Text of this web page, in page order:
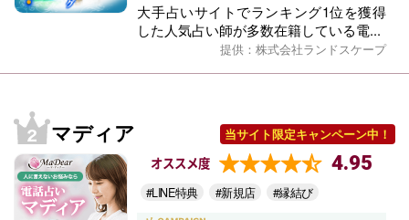
大手占いサイトでランキング1位を獲得
した人気占い師が多数在籍している電...
提供：株式会社ランドスケープ
マディア 当サイト限定キャンペーン中！
オススメ度 4.95
#LINE特典 #新規店 #縁結び